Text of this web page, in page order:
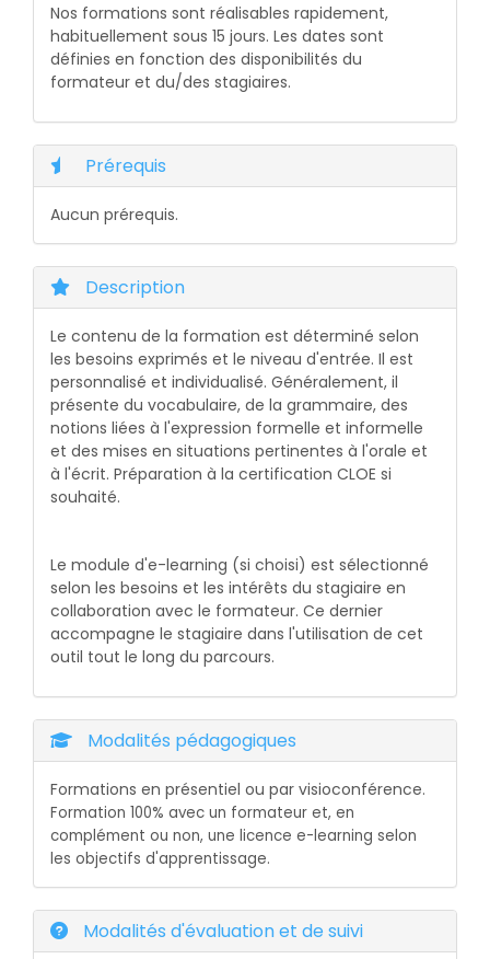
Nos formations sont réalisables rapidement,
habituellement sous 15 jours. Les dates sont
définies en fonction des disponibilités du
formateur et du/des stagiaires.
Prérequis
Aucun prérequis.
Description
Le contenu de la formation est déterminé selon
les besoins exprimés et le niveau d'entrée. Il est
personnalisé et individualisé. Généralement, il
présente du vocabulaire, de la grammaire, des
notions liées à l'expression formelle et informelle
et des mises en situations pertinentes à l'orale et
à l'écrit. Préparation à la certification CLOE si
souhaité.
Le module d'e-learning (si choisi) est sélectionné
selon les besoins et les intérêts du stagiaire en
collaboration avec le formateur. Ce dernier
accompagne le stagiaire dans l'utilisation de cet
outil tout le long du parcours.
Modalités pédagogiques
Formations en présentiel ou par visioconférence.
Formation 100% avec un formateur et, en
complément ou non, une licence e-learning selon
les objectifs d'apprentissage.
Modalités d'évaluation et de suivi